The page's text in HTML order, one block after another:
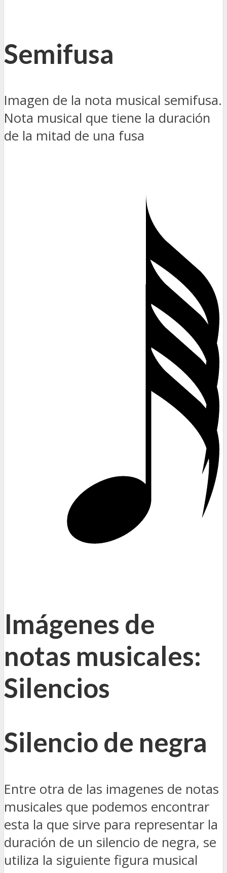
Semifusa
Imagen de la nota musical semifusa.
Nota musical que tiene la duración
de la mitad de una fusa
Imágenes de
notas musicales:
Silencios
Silencio de negra
Entre otra de las imagenes de notas
musicales que podemos encontrar
esta la que sirve para representar la
duración de un silencio de negra, se
utiliza la siguiente figura musical